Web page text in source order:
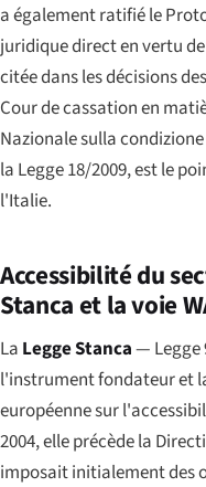
a également ratifié le
juridique direct en vertu
citée dans les décisions
Cour de cassation en
Nazionale sulla
la Legge 18/2009, est le
l'Italie.
Accessibilité du
Stanca et la voie
La Legge Stanca— Legge
l'instrument fondateur et
européenne sur
2004, elle précède la
imposait initialement des